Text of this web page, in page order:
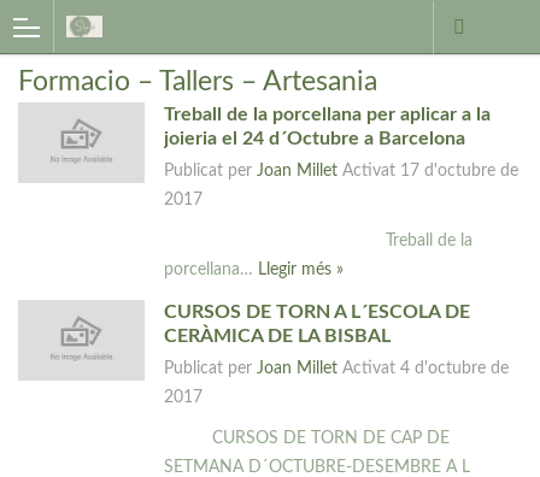
Formacio – Tallers – Artesania
Treball de la porcellana per aplicar a la
joieria el 24 d´Octubre a Barcelona
Publicat perJoan Millet Activat 17 d'octubre de
2017
Treball de la
porcellana… Llegir més »
CURSOS DE TORN A L´ESCOLA DE
CERÀMICA DE LA BISBAL
Publicat perJoan Millet Activat4 d'octubre de
2017
CURSOS DE TORN DE CAP DE
SETMANA D´OCTUBRE-DESEMBRE A L